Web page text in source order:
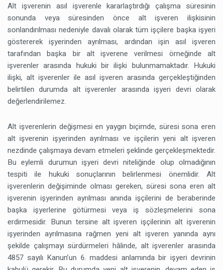
Alt işverenin asıl işverenle kararlaştırdığı çalışma süresinin
sonunda veya süresinden önce alt işveren ilişkisinin
sonlandırılması nedeniyle davalı olarak tüm işçilere başka işyeri
göstererek işyerinden ayrılması, ardından işin asıl işveren
tarafından başka bir alt işverene verilmesi örneğinde alt
işverenler arasında hukuki bir ilişki bulunmamaktadır. Hukuki
ilişki, alt işverenler ile asıl işveren arasında gerçekleştiğinden
belirtilen durumda alt işverenler arasında işyeri devri olarak
değerlendirilemez.
Alt işverenlerin değişmesi en yaygın biçimde, süresi sona eren
alt işverenin işyerinden ayrılması ve işçilerin yeni alt işveren
nezdinde çalışmaya devam etmeleri şeklinde gerçekleşmektedir.
Bu eylemli durumun işyeri devri niteliğinde olup olmadığının
tespiti ile hukuki sonuçlarının belirlenmesi önemlidir. Alt
işverenlerin değişiminde olması gereken, süresi sona eren alt
işverenin işyerinden ayrılması anında işçilerini de beraberinde
başka işyerlerine götürmesi veya iş sözleşmelerini sona
erdirmesidir. Bunun tersine alt işveren işçilerinin alt işverenin
işyerinden ayrılmasına rağmen yeni alt işveren yanında aynı
şekilde çalışmayı sürdürmeleri hâlinde, alt işverenler arasında
4857 sayılı Kanun’un 6. maddesi anlamında bir işyeri devrinin